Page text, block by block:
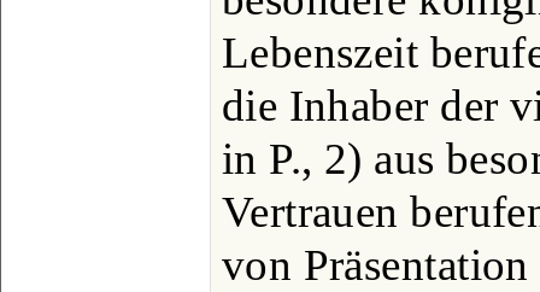
Lebenszeit
die Inhaber der
in P., 2) aus
Vertrauen
von